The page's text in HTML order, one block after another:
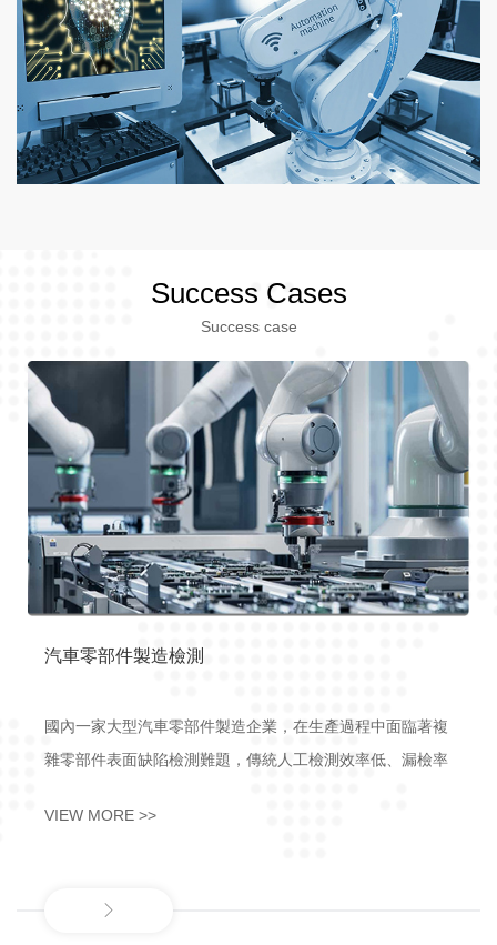
Success Cases
Success case
著複
檢率
電子產品外觀檢測
一家知名的3C電子產品製造商，其生產的手機、平板電腦
產品對外觀質量要求極高。在引入美時龍的工業視覺系統
對於細微劃痕、污漬、顏色偏差等缺陷難以做到全面、準
VIEW MORE >>